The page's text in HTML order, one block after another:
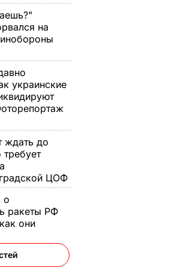
на
украинские
ждать до
ЦОФ
о
ракеты РФ
они